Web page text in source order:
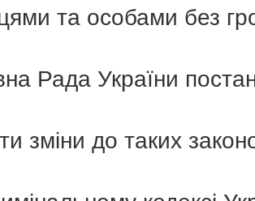
та особами без
Рада України
зміни до таких